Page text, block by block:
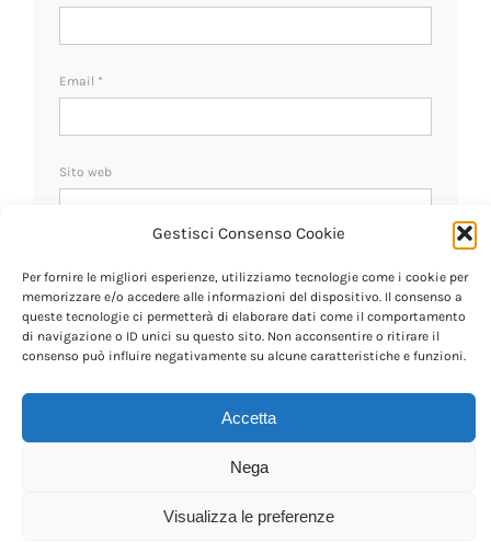
Gestisci Consenso Cookie
Per fornire le migliori esperienze, utilizziamo tecnologie come i cookie per
memorizzare e/o accedere alle informazioni del dispositivo. Il consenso a
queste tecnologie ci permetterà di elaborare dati come il comportamento
di navigazione o ID unici su questo sito. Non acconsentire o ritirare il
consenso può influire negativamente su alcune caratteristiche e funzioni.
Accetta
Nega
Visualizza le preferenze
Email *
Sito web